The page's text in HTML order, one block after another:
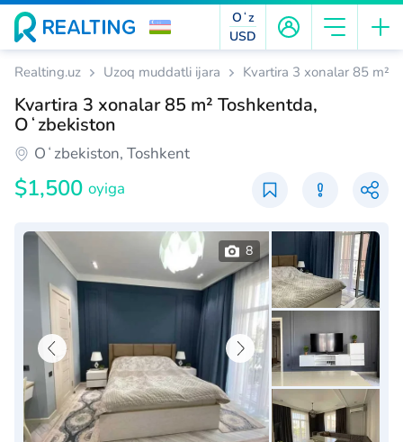
Oʻz
USD
Realting.uz Uzoq muddatli ijara Kvartira 3 xonalar 85 m²
Kvartira 3 xonalar 85 m² Toshkentda,
Oʻzbekiston
Oʻzbekiston, Toshkent
$1,500 oyiga
8